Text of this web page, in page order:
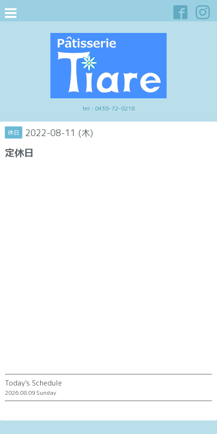
tel : 0438-72-0218
休日 2022-08-11 (木)
定休日
Today's Schedule
2026.08.09 Sunday